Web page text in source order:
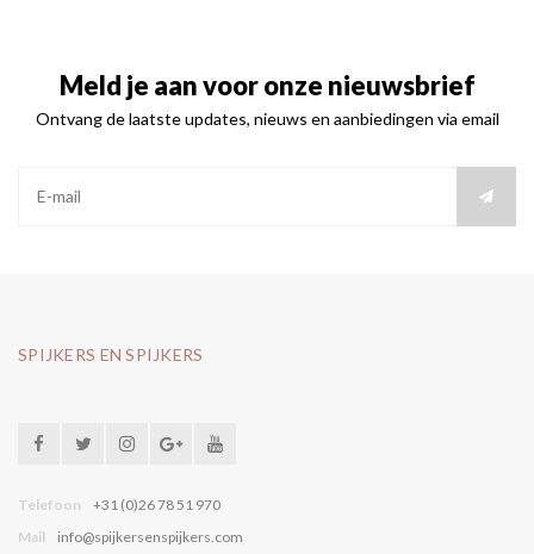
Meld je aan voor onze nieuwsbrief
Ontvang de laatste updates, nieuws en aanbiedingen via email
SPIJKERS EN SPIJKERS
Telefoon
+31 (0)26 78 51 970
Mail
info@spijkersenspijkers.com